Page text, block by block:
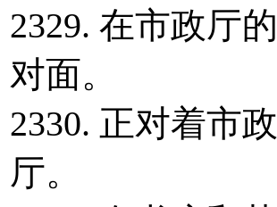
2329. 在市政厅的
对面。
2330. 正对着市政
厅。